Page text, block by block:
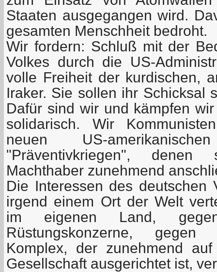
Staaten ausgegangen wird.
gesamten Menschheit bedroht.
Wir fordern: Schluß mit der
Volkes durch die US-
volle Freiheit der kurdischen,
Iraker. Sie sollen ihr Schicksal
Dafür sind wir und kämpfen
solidarisch. Wir
neuen US-
"Präventivkriegen",
Machthaber zunehmend
Die Interessen des deutschen
irgend einem Ort der Welt
im eigenen Land,
Rüstungskonzerne, gegen
Komplex, der zunehmend
Gesellschaft ausgerichtet ist,